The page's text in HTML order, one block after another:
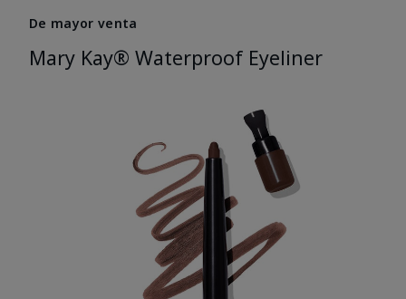
De mayor venta
Mary Kay® Waterproof Eyeliner